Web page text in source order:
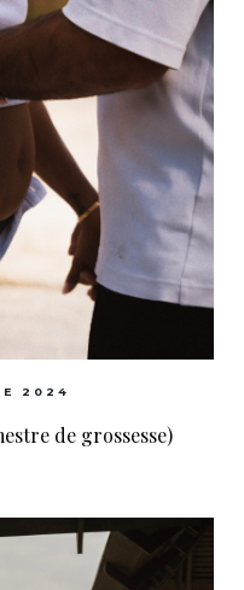
2024
de grossesse)